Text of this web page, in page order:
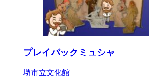
プレイバックミュシャ
堺市立文化館